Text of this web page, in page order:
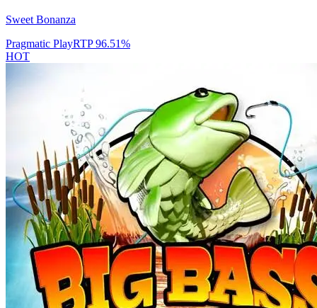
Sweet Bonanza
Pragmatic PlayRTP96.51%
HOT